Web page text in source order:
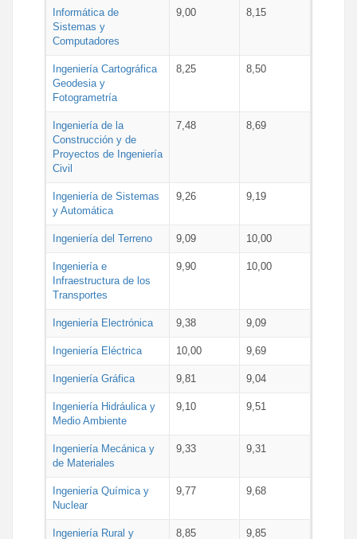
Informática de
Sistemas y
Computadores
9,00 8,15
Ingeniería Cartográfica
Geodesia y
Fotogrametría
8,25 8,50
Ingeniería de la
Construcción y de
Proyectos de Ingeniería
Civil
7,48 8,69
Ingeniería de Sistemas
y Automática
9,26 9,19
Ingeniería del Terreno 9,09 10,00
Ingeniería e
Infraestructura de los
Transportes
9,90 10,00
Ingeniería Electrónica 9,38 9,09
Ingeniería Eléctrica 10,00 9,69
Ingeniería Gráfica 9,81 9,04
Ingeniería Hidráulica y
Medio Ambiente
9,10 9,51
Ingeniería Mecánica y
de Materiales
9,33 9,31
Ingeniería Química y
Nuclear
9,77 9,68
Ingeniería Rural y
8,85 9,85